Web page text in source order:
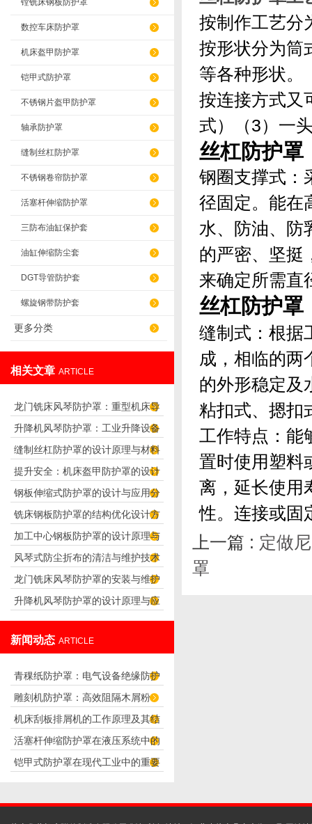
镗铣床钢板防护罩
数控车床防护罩
机床盔甲防护罩
铠甲式防护罩
不锈钢片盔甲防护罩
轴承防护罩
缝制丝杠防护罩
不锈钢卷帘防护罩
活塞杆伸缩防护罩
三防布油缸保护套
油缸伸缩防尘套
DGT导管防护套
螺旋钢带防护套
更多分类
相关文章 ARTICLE
龙门铣床风琴防护罩：重型机床导
轨防护可靠之选
升降机风琴防护罩：工业升降设备
的耐用防尘防护方案
缝制丝杠防护罩的设计原理与材料
选择
提升安全：机床盔甲防护罩的设计
原理解析
钢板伸缩式防护罩的设计与应用分
析
铣床钢板防护罩的结构优化设计方
案
加工中心钢板防护罩的设计原理与
应用
风琴式防尘折布的清洁与维护技术
龙门铣床风琴防护罩的安装与维护
技巧
升降机风琴防护罩的设计原理与应
新闻动态 ARTICLE
青稞纸防护罩：电气设备绝缘防护
专用方案
雕刻机防护罩：高效阻隔木屑粉
尘，守护设备精度与安全
机床刮板排屑机的工作原理及其结
构分析
活塞杆伸缩防护罩在液压系统中的
应用
铠甲式防护罩在现代工业中的重要
按制作工艺分
按形状分为筒
等各种形状。
按连接方式又
式）（3）一
​丝杠防护罩
钢圈支撑式 ：
径固定。能
水、防油、防
的严密、坚挺
来确定所需直
丝杠防护罩
缝制式 ： 根据
成，相临的两
的外形稳定及
粘扣式、摁扣
工作特点： 能
置时使用塑料
离，延长使用
性。连接或固
上一篇 : 定做
罩